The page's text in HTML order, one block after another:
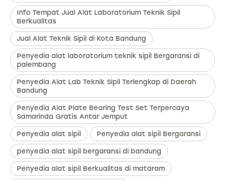
Info Tempat Jual Alat Laboratorium Teknik Sipil
Berkualitas
Jual Alat Teknik Sipil di Kota Bandung
Penyedia alat laboratorium teknik sipil Bergaransi di
palembang
Penyedia Alat Lab Teknik Sipil Terlengkap di Daerah
Bandung
Penyedia Alat Plate Bearing Test Set Terpercaya
Samarinda Gratis Antar Jemput
Penyedia alat sipil Penyedia alat sipil Bergaransi
penyedia alat sipil bergaransi di bandung
Penyedia alat sipil Berkualitas di mataram